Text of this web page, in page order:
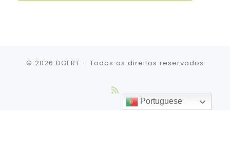
© 2026 DGERT – Todos os direitos reservados
Portuguese